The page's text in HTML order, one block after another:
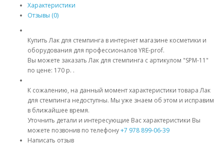
Характеристики
Отзывы (0)
Купить Лак для стемпинга в интернет магазине косметики и
оборудования для профессионалов YRE-prof.
Вы можете заказать Лак для стемпинга с артикулом "SPM-11"
по цене: 170 р. .
К сожалению, на данный момент характеристики товара Лак
для стемпинга недоступны. Мы уже знаем об этом и исправим
в ближайшее время.
Уточнить детали и интересующие Вас характеристики Вы
можете позвонив по телефону+7 978 899-06-39
Написать отзыв